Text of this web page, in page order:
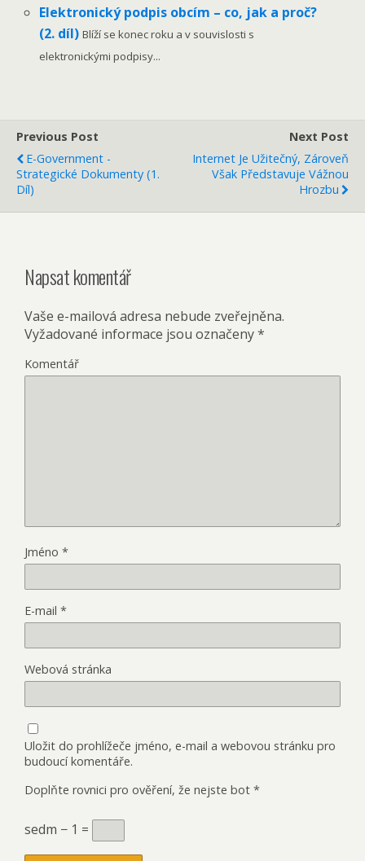
Elektronický podpis obcím – co, jak a proč?
(2. díl)Blíží se konec roku a v souvislosti s
elektronickými podpisy...
Previous Post
E-Government -
Strategické Dokumenty (1.
Díl)
Next Post
Internet Je Užitečný, Zároveň
Však Představuje Vážnou
Hrozbu
Napsat komentář
Vaše e-mailová adresa nebude zveřejněna.
Vyžadované informace jsou označeny*
Komentář
Jméno *
E-mail *
Webová stránka
Uložit do prohlížeče jméno, e-mail a webovou stránku pro
budoucí komentáře.
Doplňte rovnici pro ověření, že nejste bot *
sedm − 1 =